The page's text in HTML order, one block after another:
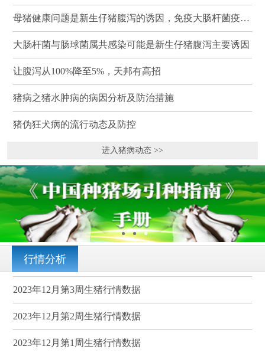
母猪健康问题是新生仔猪腹泻的诱因，免疫大肠杆菌疫苗可有效降低其发病率和死亡率
大肠杆菌与肠球菌属共感染可能是新生仔猪腹泻主要诱因
让腹泻从100%降至5%，天邦有高招
猪病之猪水肿病的病因分析及防治措施
猪伪狂犬病的流行动态及防控
进入猪病动态 >>
行情分析
2023年12月第3周生猪行情数据
2023年12月第2周生猪行情数据
2023年12月第1周生猪行情数据